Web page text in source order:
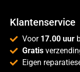
Klantenservice
Voor 17.00 uur
Gratis
Eigen